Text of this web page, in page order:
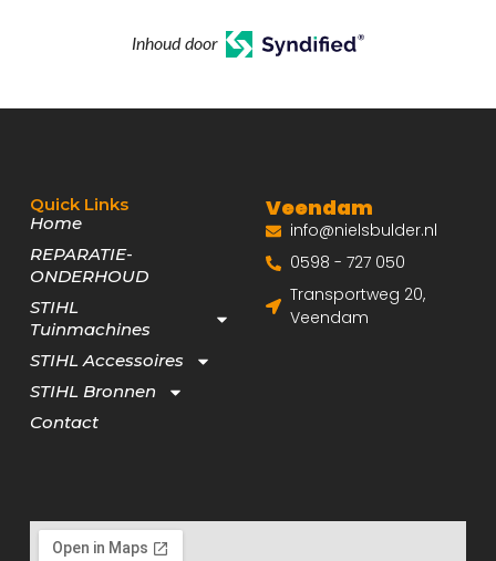
Inhoud door
Quick Links
Home
REPARATIE-
ONDERHOUD
STIHL
Tuinmachines
STIHL Accessoires
STIHL Bronnen
Contact
Veendam
info@nielsbulder.nl
0598 - 727 050
Transportweg 20,
Veendam